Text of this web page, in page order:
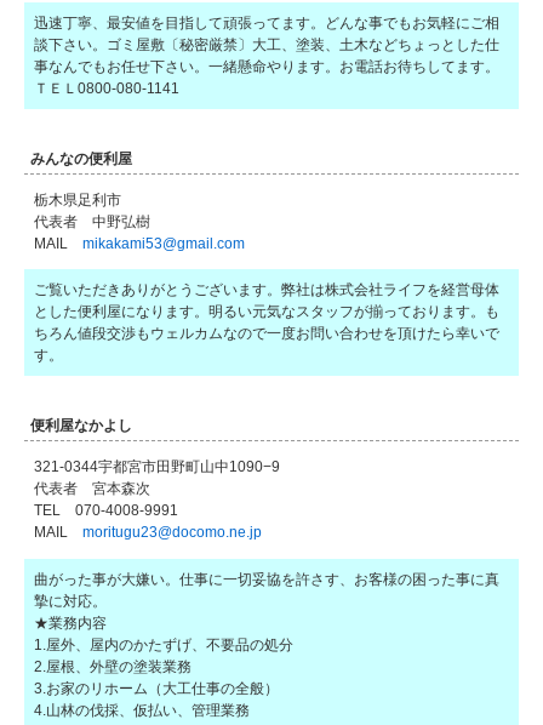
迅速丁寧、最安値を目指して頑張ってます。どんな事でもお気軽にご相
談下さい。ゴミ屋敷〔秘密厳禁〕大工、塗装、土木などちょっとした仕
事なんでもお任せ下さい。一緒懸命やります。お電話お待ちしてます。
ＴＥＬ0800-080-1141
みんなの便利屋
栃木県足利市
代表者 中野弘樹
MAILmikakami53@gmail.com
ご覧いただきありがとうございます。弊社は株式会社ライフを経営母体
とした便利屋になります。明るい元気なスタッフが揃っております。も
ちろん値段交渉もウェルカムなので一度お問い合わせを頂けたら幸いで
す。
便利屋なかよし
321-0344宇都宮市田野町山中1090−9
代表者 宮本森次
TEL 070-4008-9991
MAILmoritugu23@docomo.ne.jp
曲がった事が大嫌い。仕事に一切妥協を許さす、お客様の困った事に真
摯に対応。
★業務内容
1.屋外、屋内のかたずげ、不要品の処分
2.屋根、外壁の塗装業務
3.お家のリホーム（大工仕事の全般）
4.山林の伐採、仮払い、管理業務